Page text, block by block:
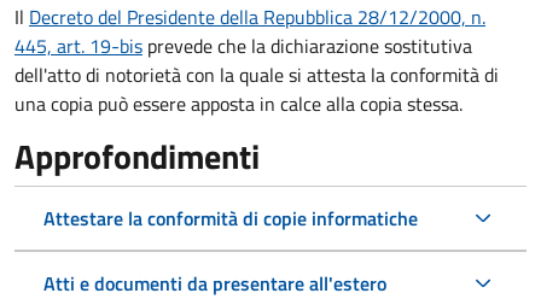
Il Decreto del Presidente della Repubblica 28/12/2000, n.
445, art. 19-bis prevede che la dichiarazione sostitutiva
dell'atto di notorietà con la quale si attesta la conformità di
una copia può essere apposta in calce alla copia stessa.
Approfondimenti
Attestare la conformità di copie informatiche
Atti e documenti da presentare all'estero